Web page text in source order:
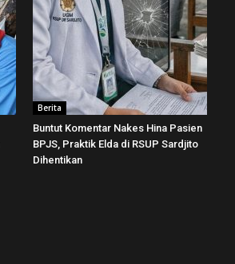
Berita
Buntut Komentar Nakes Hina Pasien
BPJS, Praktik Elda di RSUP Sardjito
Dihentikan